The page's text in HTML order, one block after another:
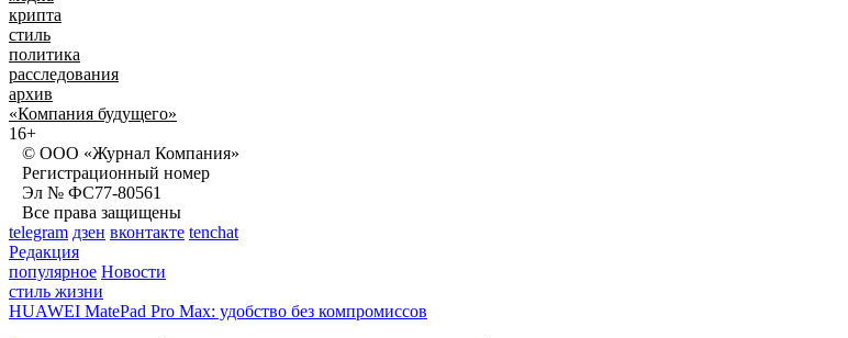
крипта
стиль
политика
расследования
архив
«Компания будущего»
16+
© ООО «Журнал Компания»
Регистрационный номер
Эл № ФС77-80561
Все права защищены
telegram дзен вконтакте tenchat
Редакция
популярное Новости
стиль жизни
HUAWEI MatePad Pro Max: удобство без компромиссов